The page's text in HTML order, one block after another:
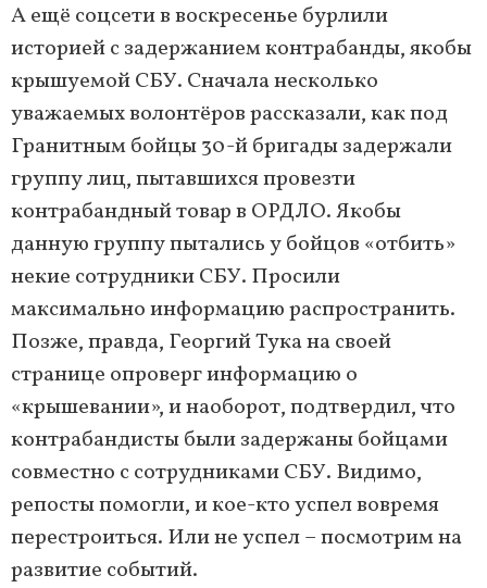
А ещё соцсети в воскресенье бурлили
историей с задержанием контрабанды, якобы
крышуемой СБУ. Сначала несколько
уважаемых волонтёров рассказали, как под
Гранитным бойцы 30-й бригады задержали
группу лиц, пытавшихся провезти
контрабандный товар в ОРДЛО. Якобы
данную группу пытались у бойцов «отбить»
некие сотрудники СБУ. Просили
максимально информацию распространить.
Позже, правда, Георгий Тука на своей
странице опроверг информацию о
«крышевании», и наоборот, подтвердил, что
контрабандисты были задержаны бойцами
совместно с сотрудниками СБУ. Видимо,
репосты помогли, и кое-кто успел вовремя
перестроиться. Или не успел – посмотрим на
развитие событий.